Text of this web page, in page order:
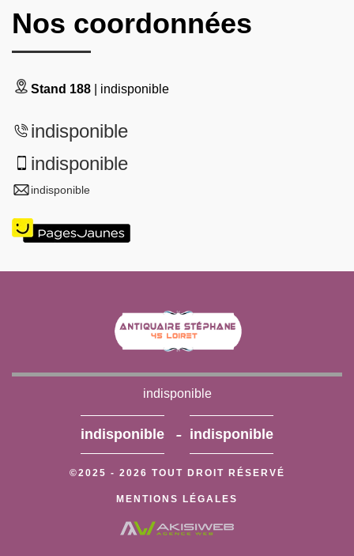
Nos coordonnées
Stand 188 | indisponible
indisponible
indisponible
indisponible
indisponible
indisponible - indisponible
©2025 - 2026 TOUT DROIT RÉSERVÉ
MENTIONS LÉGALES